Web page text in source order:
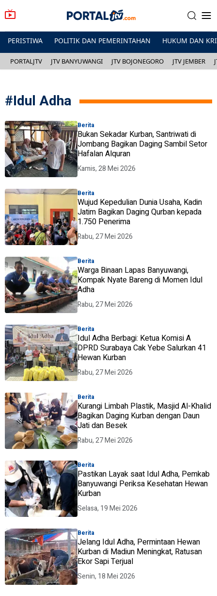
PERISTIWA POLITIK DAN PEMERINTAHAN HUKUM DAN
PORTALJTV JTV BANYUWANGI JTV BOJONEGORO JTV JEMBER
#Idul Adha
Berita
Bukan Sekadar Kurban, Santriwati di
Jombang Bagikan Daging Sambil Setor
Hafalan Alquran
Kamis, 28 Mei 2026
Berita
Wujud Kepedulian Dunia Usaha, Kadin
Jatim Bagikan Daging Qurban kepada
1.750 Penerima
Rabu, 27 Mei 2026
Berita
Warga Binaan Lapas Banyuwangi,
Kompak Nyate Bareng di Momen Idul
Adha
Rabu, 27 Mei 2026
Berita
Idul Adha Berbagi: Ketua Komisi A
DPRD Surabaya Cak Yebe Salurkan 41
Hewan Kurban
Rabu, 27 Mei 2026
Berita
Kurangi Limbah Plastik, Masjid Al-Khalid
Bagikan Daging Kurban dengan Daun
Jati dan Besek
Rabu, 27 Mei 2026
Berita
Pastikan Layak saat Idul Adha, Pemkab
Banyuwangi Periksa Kesehatan Hewan
Kurban
Selasa, 19 Mei 2026
Berita
Jelang Idul Adha, Permintaan Hewan
Kurban di Madiun Meningkat, Ratusan
Ekor Sapi Terjual
Senin, 18 Mei 2026